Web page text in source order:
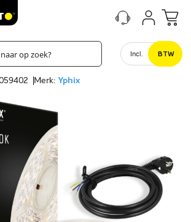
Incl. BTW
Merk: Yphix